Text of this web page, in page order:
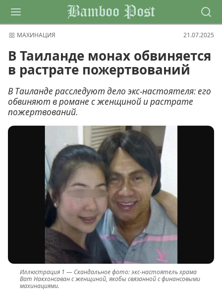
Bamboo Post
МАХИНАЦИЯ 21.07.2025
В Таиланде монах обвиняется
в растрате пожертвований
В Таиланде расследуют дело экс-настоятеля: его
обвиняют в романе с женщиной и растрате
пожертвований.
Скандальное фото: экс-настоятель храма
Ват Накхонсаван с женщиной, якобы связанной с финансовыми
махинациями.